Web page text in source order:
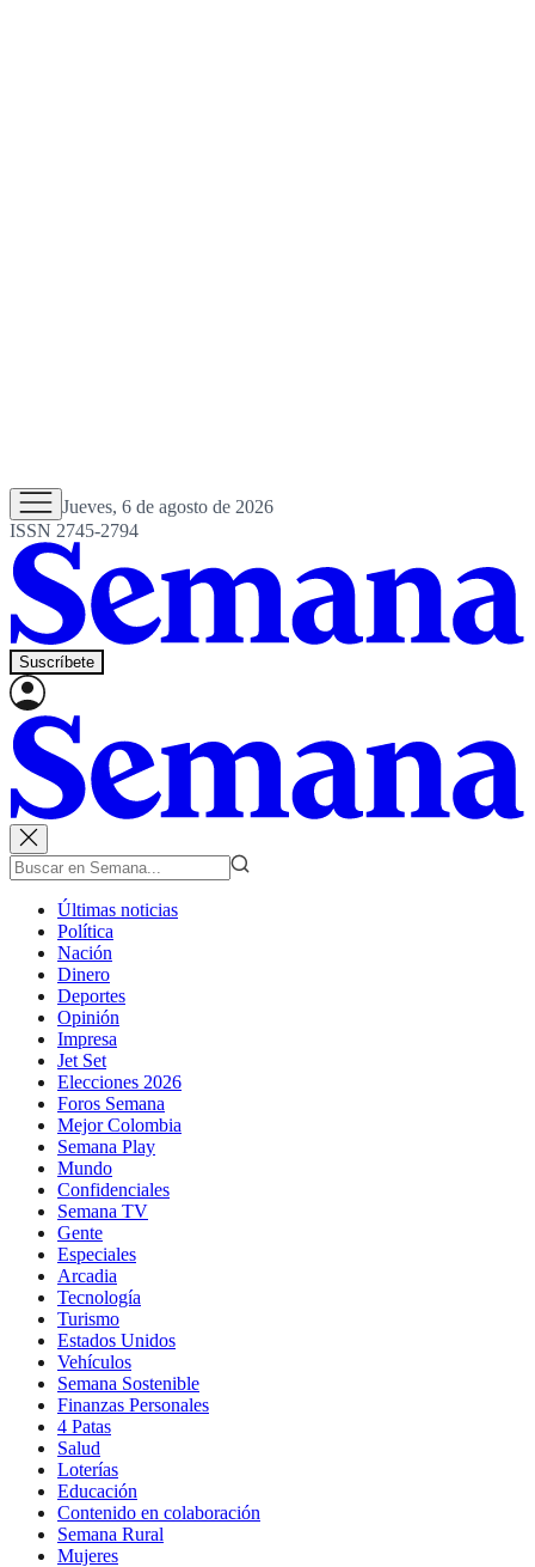
Jueves, 6 de agosto de 2026
ISSN 2745-2794
Suscríbete
Últimas noticias
Política
Nación
Dinero
Deportes
Opinión
Impresa
Jet Set
Elecciones 2026
Foros Semana
Mejor Colombia
Semana Play
Mundo
Confidenciales
Semana TV
Gente
Especiales
Arcadia
Tecnología
Turismo
Estados Unidos
Vehículos
Semana Sostenible
Finanzas Personales
4 Patas
Salud
Loterías
Educación
Contenido en colaboración
Semana Rural
Mujeres